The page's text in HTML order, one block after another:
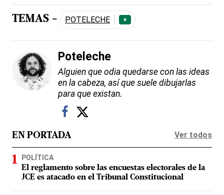
TEMAS - POTELECHE +
Poteleche
Alguien que odia quedarse con las ideas
en la cabeza, así que suele dibujarlas
para que existan.
EN PORTADA Ver todos
POLÍTICA
El reglamento sobre las encuestas electorales de la
JCE es atacado en el Tribunal Constitucional